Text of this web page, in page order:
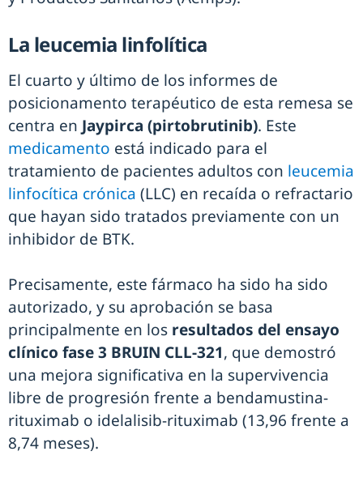
La leucemia linfolítica
El cuarto y último de los informes de
posicionamento terapéutico de esta remesa se
centra en Jaypirca (pirtobrutinib). Este
medicamento está indicado para el
tratamiento de pacientes adultos con leucemia
linfocítica crónica (LLC) en recaída o refractario
que hayan sido tratados previamente con un
inhibidor de BTK.
Precisamente, este fármaco ha sido ha sido
autorizado, y su aprobación se basa
principalmente en los resultados del ensayo
clínico fase 3 BRUIN CLL-321, que demostró
una mejora significativa en la supervivencia
libre de progresión frente a bendamustina-
rituximab o idelalisib-rituximab (13,96 frente a
8,74 meses).